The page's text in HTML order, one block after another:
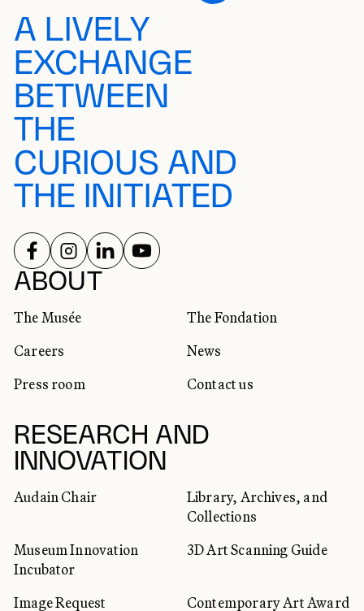
A LIVELY
EXCHANGE
BETWEEN
THE
CURIOUS AND
THE INITIATED
ABOUT
The Musée
The Fondation
Careers
News
Press room
Contact us
RESEARCH AND
INNOVATION
Audain Chair
Library, Archives, and
Collections
Museum Innovation
Incubator
3D Art Scanning Guide
Image Request Contemporary Art Award
SOCIAL NETWORKS
FOLLOW US ON
FOLLOW US ON
FOLLOW US ON
FOLLOW US ON